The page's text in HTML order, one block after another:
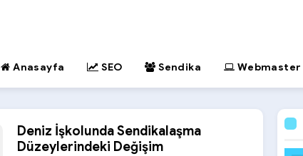
Anasayfa SEO Sendika Webmaster
Deniz İşkolunda Sendikalaşma
Düzeylerindeki Değişim